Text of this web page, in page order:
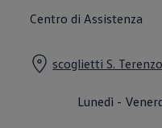
Mobilità elettrica e
Soluzioni di
Ricarica
Ricarica
Centro di Assistenza
scoglietti S.
Lunedì -